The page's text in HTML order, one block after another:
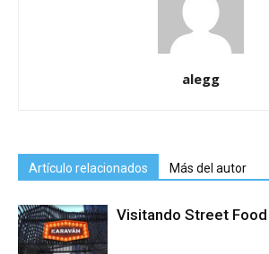
alegg
Artículo relacionados Más del autor
Visitando Street Food